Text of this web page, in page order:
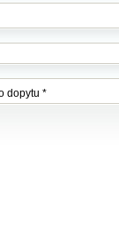
dopytu *